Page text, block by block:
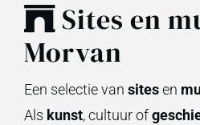
Sites en
Morvan
Een selectie van sitesen
Als kunst, cultuur of